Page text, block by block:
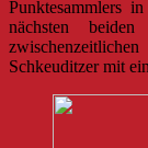
Punktesammlers
nächsten
Schkeuditzer mit